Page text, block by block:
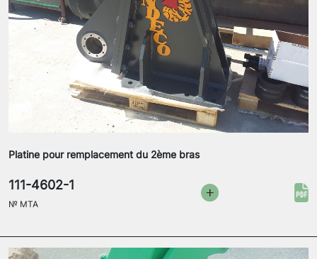
Platine pour remplacement du 2ème bras
111-4602-1
№ MTA